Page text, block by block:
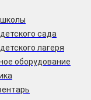
сада
лагеря
оборудование